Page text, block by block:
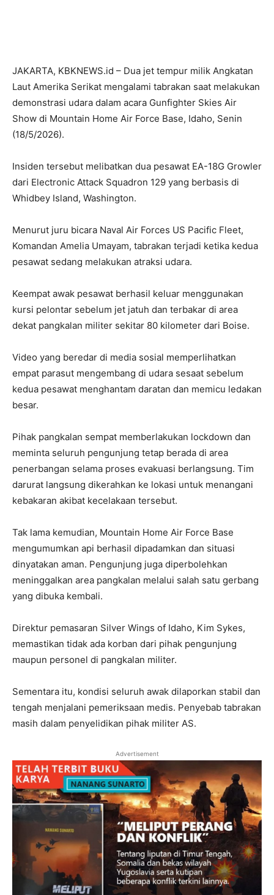
JAKARTA, KBKNEWS.id – Dua jet tempur milik Angkatan
Laut Amerika Serikat mengalami tabrakan saat melakukan
demonstrasi udara dalam acara Gunfighter Skies Air
Show di Mountain Home Air Force Base, Idaho, Senin
(18/5/2026).
Insiden tersebut melibatkan dua pesawat EA-18G Growler
dari Electronic Attack Squadron 129 yang berbasis di
Whidbey Island, Washington.
Menurut juru bicara Naval Air Forces US Pacific Fleet,
Komandan Amelia Umayam, tabrakan terjadi ketika kedua
pesawat sedang melakukan atraksi udara.
Keempat awak pesawat berhasil keluar menggunakan
kursi pelontar sebelum jet jatuh dan terbakar di area
dekat pangkalan militer sekitar 80 kilometer dari Boise.
Video yang beredar di media sosial memperlihatkan
empat parasut mengembang di udara sesaat sebelum
kedua pesawat menghantam daratan dan memicu ledakan
besar.
Pihak pangkalan sempat memberlakukan lockdown dan
meminta seluruh pengunjung tetap berada di area
penerbangan selama proses evakuasi berlangsung. Tim
darurat langsung dikerahkan ke lokasi untuk menangani
kebakaran akibat kecelakaan tersebut.
Tak lama kemudian, Mountain Home Air Force Base
mengumumkan api berhasil dipadamkan dan situasi
dinyatakan aman. Pengunjung juga diperbolehkan
meninggalkan area pangkalan melalui salah satu gerbang
yang dibuka kembali.
Direktur pemasaran Silver Wings of Idaho, Kim Sykes,
memastikan tidak ada korban dari pihak pengunjung
maupun personel di pangkalan militer.
Sementara itu, kondisi seluruh awak dilaporkan stabil dan
tengah menjalani pemeriksaan medis. Penyebab tabrakan
masih dalam penyelidikan pihak militer AS.
Advertisement